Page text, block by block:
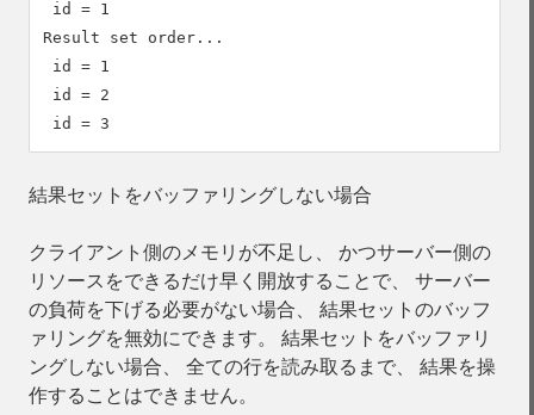
id = 1
Result set order...
id = 1
id = 2
結果セットをバッファリングしない場合
クライアント側のメモリが不足し、 かつサーバー側の
リソースをできるだけ早く開放することで、 サーバー
の負荷を下げる必要がない場合、 結果セットのバッフ
ァリングを無効にできます。 結果セットをバッファリ
ングしない場合、 全ての行を読み取るまで、 結果を操
作することはできません。